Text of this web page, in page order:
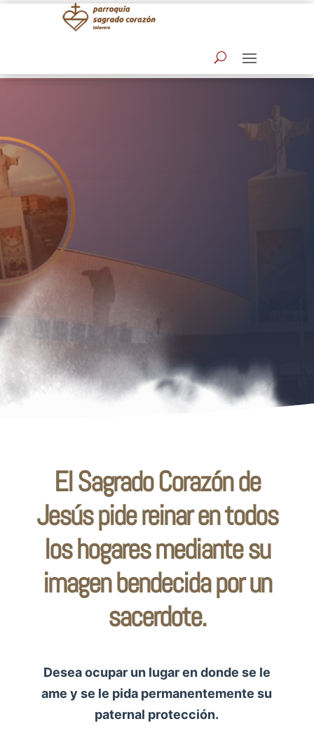
Parroquia Sagrado Corazón - Talavera de la
SAGRADO CORAZÓN DE
El Sagrado Corazón de
Jesús pide reinar en todos
los hogares mediante su
imagen bendecida por un
sacerdote.
Desea ocupar un lugar en donde se le
ame y se le pida permanentemente su
paternal protección.